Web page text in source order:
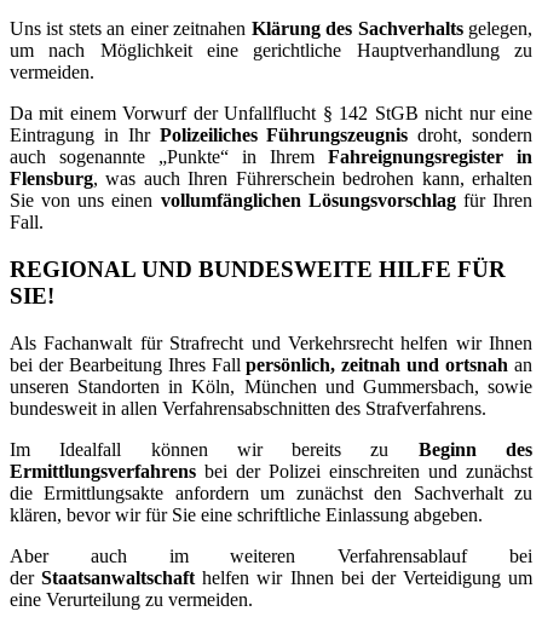
Uns ist stets an einer zeitnahen Klärung des Sachverhaltsgelegen,
um nach Möglichkeit eine gerichtliche Hauptverhandlung zu
vermeiden.
Da mit einem Vorwurf der Unfallflucht § 142 StGB nicht nur eine
Eintragung in Ihr Polizeiliches Führungszeugnis droht, sondern
auch sogenannte „Punkte“ in Ihrem Fahreignungsregister in
Flensburg, was auch Ihren Führerschein bedrohen kann, erhalten
Sie von uns einen vollumfänglichen Lösungsvorschlagfür Ihren
Fall.
REGIONAL UND BUNDESWEITE HILFE FÜR
SIE!
Als Fachanwalt für Strafrecht und Verkehrsrecht helfen wir Ihnen
bei der Bearbeitung Ihres Fallpersönlich, zeitnah und ortsnah an
unseren Standorten in Köln, München und Gummersbach, sowie
bundesweit in allen Verfahrensabschnitten des Strafverfahrens.
Im Idealfall können wir bereits zu Beginn des
Ermittlungsverfahrens bei der Polizei einschreiten und zunächst
die Ermittlungsakte anfordern um zunächst den Sachverhalt zu
klären, bevor wir für Sie eine schriftliche Einlassung abgeben.
Aber auch im weiteren Verfahrensablauf bei
derStaatsanwaltschaft helfen wir Ihnen bei der Verteidigung um
eine Verurteilung zu vermeiden.